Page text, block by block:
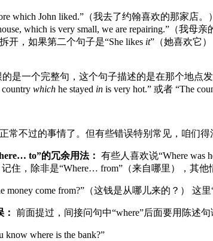
which John liked.”（我去了约翰喜欢的那家店
which is very small, we are repairing.”（我母
开，如果第二个句子是“She likes it”（她喜欢它
的是一个完整句，这个句子描述的是在那个地点
which he stayed in is very hot.” 或者 “The
常不过的事情了。但有些错误特别常见，咱们得
to”的冗余用法： 有些人喜欢说“Where was
记住，除非是“Where… from”（来自哪里），其他
money come from?”（这钱是从哪儿来的？） 这
前面提过，间接问句中“where”后面要用陈述
know where is the bank?”